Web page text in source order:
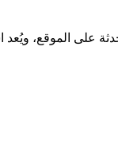
على الموقع، ويُعد